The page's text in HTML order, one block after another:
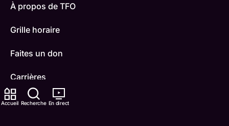
Accueil Recherche En direct
À propos de TFO
Grille horaire
Faites un don
Carrières
TFO Apprendre à la maison